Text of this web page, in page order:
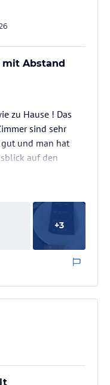
mit Abstand
zu Hause ! Das
sind sehr
gut und man hat
auf den
nicht meckern !
+3